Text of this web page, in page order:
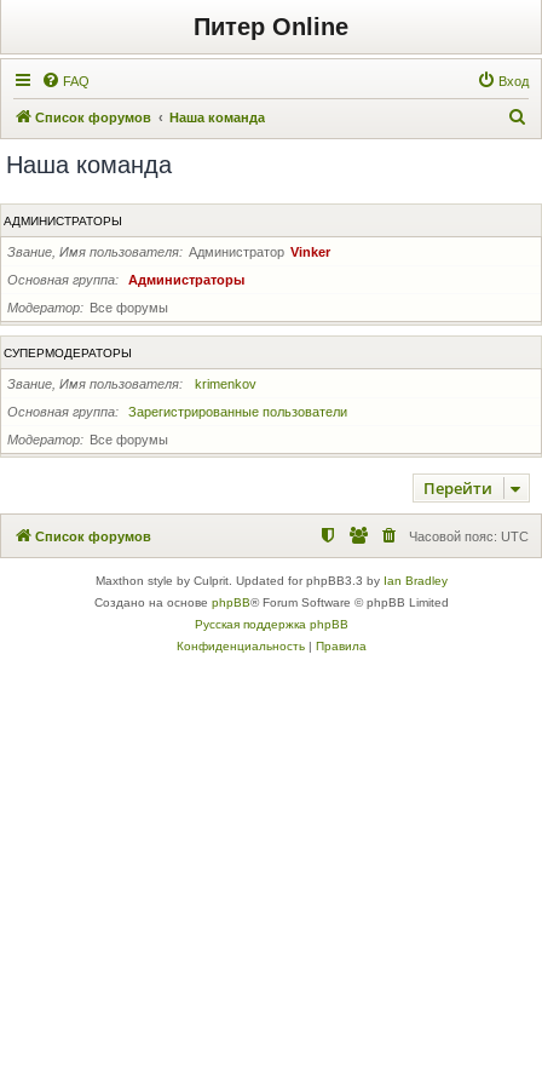
Питер Online
FAQ Вход
Список форумов Наша команда
с
Наша команда
АДМИНИСТРАТОРЫ
Звание, Имя пользователя Администратор Vinker
Основная группа
Администраторы
Модератор
Все форумы
СУПЕРМОДЕРАТОРЫ
Звание, Имя пользователя
krimenkov
Основная группа
Зарегистрированные пользователи
Модератор
Все форумы
Перейти
Список форумов Часовой пояс: UTC
Maxthon style by Culprit. Updated for phpBB3.3 by Ian Bradley
Создано на основе phpBB® Forum Software © phpBB Limited
Русская поддержка phpBB
Конфиденциальность| Правила